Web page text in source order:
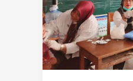
bagi
Tenaga
Pendidik
SDN